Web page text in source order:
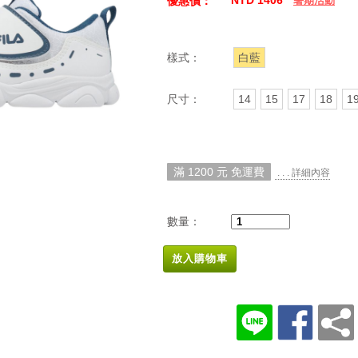
樣式： 白藍
尺寸： 14 15 17 18
滿 1200 元 免運費 . . . 詳細內容
數量：
放入購物車